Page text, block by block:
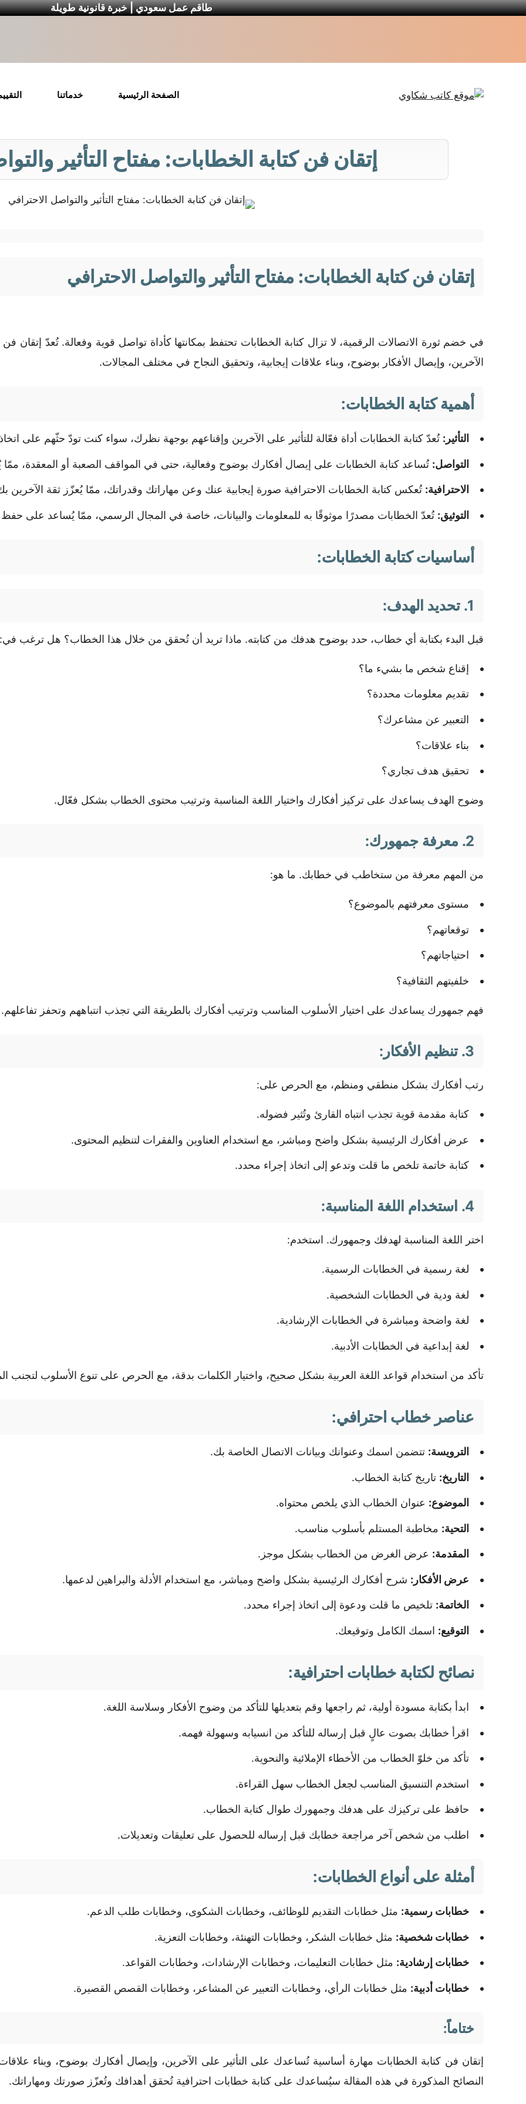
طاقم عمل سعودي | خبرة قانونية طويلة
الصفحة الرئيسية خدماتنا
إتقان فن كتابة الخطابات: مفتاح التأثير
إتقان فن كتابة الخطابات: مفتاح التأثير والتواصل الاحترافي
في خضم ثورة الاتصالات الرقمية، لا تزال كتابة الخطابات تحتفظ بمكانتها كأداة تواصل قوية وفعالة. تُعدّ إتقان
الآخرين، وإيصال الأفكار بوضوح، وبناء علاقات إيجابية، وتحقيق النجاح في مختلف المجالات.
أهمية كتابة الخطابات:
التأثير: تُعدّ كتابة الخطابات أداة فعّالة للتأثير على الآخرين وإقناعهم بوجهة نظرك، سواء كنت تودّ حثّهم على
التواصل: تُساعد كتابة الخطابات على إيصال أفكارك بوضوح وفعالية، حتى في المواقف الصعبة أو المعقدة، ممّا
الاحترافية: تُعكس كتابة الخطابات الاحترافية صورة إيجابية عنك وعن مهاراتك وقدراتك، ممّا يُعزّز ثقة
التوثيق: تُعدّ الخطابات مصدرًا موثوقًا به للمعلومات والبيانات، خاصة في المجال الرسمي، ممّا يُساعد على حفظ
أساسيات كتابة الخطابات:
1. تحديد الهدف:
قبل البدء بكتابة أي خطاب، حدد بوضوح هدفك من كتابته. ماذا تريد أن تُحقق من خلال هذا الخطاب؟ هل ترغب في:
إقناع شخص ما بشيء ما؟
تقديم معلومات محددة؟
التعبير عن مشاعرك؟
بناء علاقات؟
تحقيق هدف تجاري؟
وضوح الهدف يساعدك على تركيز أفكارك واختيار اللغة المناسبة وترتيب محتوى الخطاب بشكل فعّال.
2. معرفة جمهورك:
من المهم معرفة من ستخاطب في خطابك. ما هو:
مستوى معرفتهم بالموضوع؟
توقعاتهم؟
احتياجاتهم؟
خلفيتهم الثقافية؟
فهم جمهورك يساعدك على اختيار الأسلوب المناسب وترتيب أفكارك بالطريقة التي تجذب انتباههم وتحفز تفاعلهم.
3. تنظيم الأفكار:
رتب أفكارك بشكل منطقي ومنظم، مع الحرص على:
كتابة مقدمة قوية تجذب انتباه القارئ وتُثير فضوله.
عرض أفكارك الرئيسية بشكل واضح ومباشر، مع استخدام العناوين والفقرات لتنظيم المحتوى.
كتابة خاتمة تلخص ما قلت وتدعو إلى اتخاذ إجراء محدد.
4. استخدام اللغة المناسبة:
اختر اللغة المناسبة لهدفك وجمهورك. استخدم:
لغة رسمية في الخطابات الرسمية.
لغة ودية في الخطابات الشخصية.
لغة واضحة ومباشرة في الخطابات الإرشادية.
لغة إبداعية في الخطابات الأدبية.
تأكد من استخدام قواعد اللغة العربية بشكل صحيح، واختيار الكلمات بدقة، مع الحرص على تنوع الأسلوب لتجنب
عناصر خطاب احترافي:
الترويسة: تتضمن اسمك وعنوانك وبيانات الاتصال الخاصة بك.
التاريخ: تاريخ كتابة الخطاب.
الموضوع: عنوان الخطاب الذي يلخص محتواه.
التحية: مخاطبة المستلم بأسلوب مناسب.
المقدمة: عرض الغرض من الخطاب بشكل موجز.
عرض الأفكار: شرح أفكارك الرئيسية بشكل واضح ومباشر، مع استخدام الأدلة والبراهين لدعمها.
الخاتمة: تلخيص ما قلت ودعوة إلى اتخاذ إجراء محدد.
التوقيع: اسمك الكامل وتوقيعك.
نصائح لكتابة خطابات احترافية:
ابدأ بكتابة مسودة أولية، ثم راجعها وقم بتعديلها للتأكد من وضوح الأفكار وسلاسة اللغة.
اقرأ خطابك بصوت عالٍ قبل إرساله للتأكد من انسيابه وسهولة فهمه.
تأكد من خلوّ الخطاب من الأخطاء الإملائية والنحوية.
استخدم التنسيق المناسب لجعل الخطاب سهل القراءة.
حافظ على تركيزك على هدفك وجمهورك طوال كتابة الخطاب.
اطلب من شخص آخر مراجعة خطابك قبل إرساله للحصول على تعليقات وتعديلات.
أمثلة على أنواع الخطابات:
خطابات رسمية: مثل خطابات التقديم للوظائف، وخطابات الشكوى، وخطابات طلب الدعم.
خطابات شخصية: مثل خطابات الشكر، وخطابات التهنئة، وخطابات التعزية.
خطابات إرشادية: مثل خطابات التعليمات، وخطابات الإرشادات، وخطابات القواعد.
خطابات أدبية: مثل خطابات الرأي، وخطابات التعبير عن المشاعر، وخطابات القصص القصيرة.
ختاماً:
إتقان فن كتابة الخطابات مهارة أساسية تُساعدك على التأثير على الآخرين، وإيصال أفكارك بوضوح، وبناء
النصائح المذكورة في هذه المقالة سيُساعدك على كتابة خطابات احترافية تُحقق أهدافك وتُعزّز صورتك ومهاراتك.